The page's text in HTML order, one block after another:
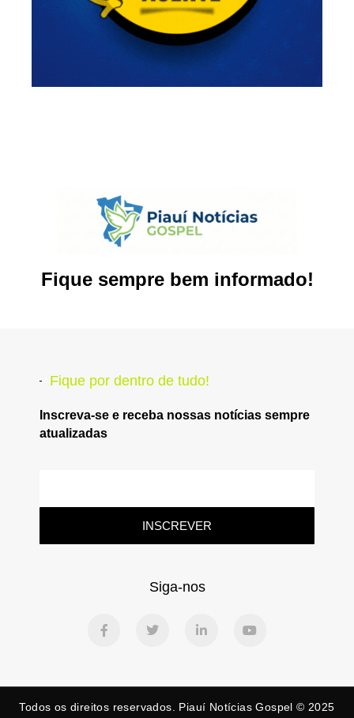
Fique sempre bem informado!
Fique por dentro de tudo!
Inscreva-se e receba nossas notícias sempre
atualizadas
INSCREVER
Siga-nos
Todos os direitos reservados. Piauí Notícias Gospel © 2025